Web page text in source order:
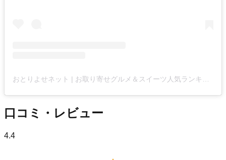
口コミ・レビュー
4.4